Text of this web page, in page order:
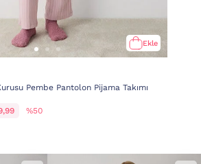
Ekle
Pembe Pantolon Pijama Takımı
%50